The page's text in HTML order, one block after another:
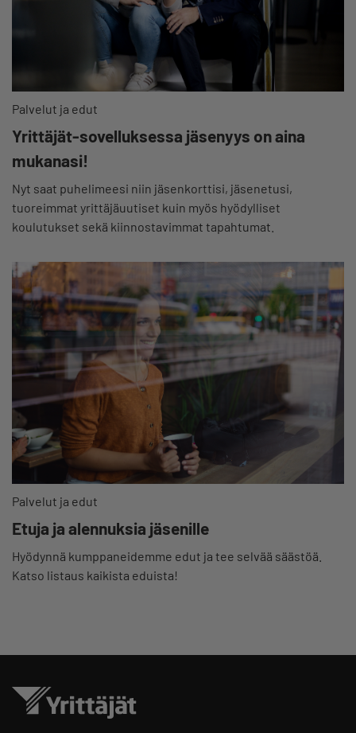
Palvelut ja edut
Yrittäjät-sovelluksessa jäsenyys on aina
mukanasi!
Nyt saat puhelimeesi niin jäsenkorttisi, jäsenetusi,
tuoreimmat yrittäjäuutiset kuin myös hyödylliset
koulutukset sekä kiinnostavimmat tapahtumat.
Palvelut ja edut
Etuja ja alennuksia jäsenille
Hyödynnä kumppaneidemme edut ja tee selvää säästöä.
Katso listaus kaikista eduista!